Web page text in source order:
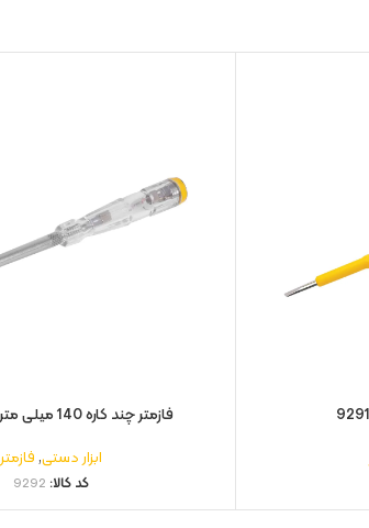
فازمتر چند کاره 140 میلی متر پرو | 9292
ابزار دستی,فازمتر
کد کالا: 9292